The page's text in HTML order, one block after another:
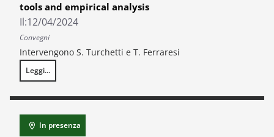
tools and empirical analysis
Il:12/04/2024
Convegni
Intervengono S. Turchetti e T. Ferraresi
Leggi...
The sustainability of food supply chains: theory, tools and empirical
In presenza